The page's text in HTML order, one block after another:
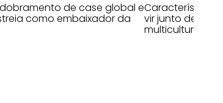
de case global e
como embaixador da
Características
vir junto de
multiculturais